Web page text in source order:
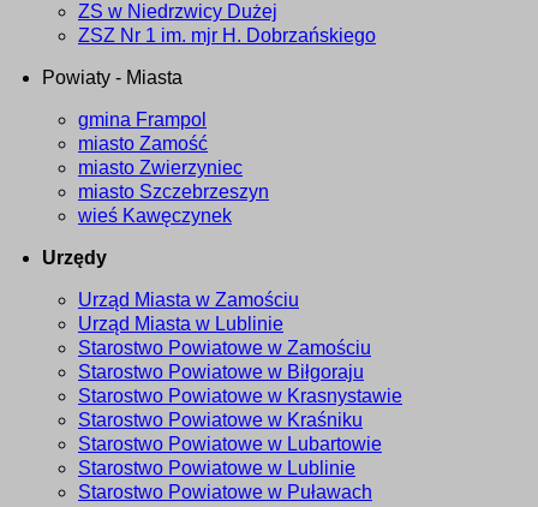
ZS w Niedrzwicy Dużej
ZSZ Nr 1 im. mjr H. Dobrzańskiego
Powiaty - Miasta
gmina Frampol
miasto Zamość
miasto Zwierzyniec
miasto Szczebrzeszyn
wieś Kawęczynek
Urzędy
Urząd Miasta w Zamościu
Urząd Miasta w Lublinie
Starostwo Powiatowe w Zamościu
Starostwo Powiatowe w Biłgoraju
Starostwo Powiatowe w Krasnystawie
Starostwo Powiatowe w Kraśniku
Starostwo Powiatowe w Lubartowie
Starostwo Powiatowe w Lublinie
Starostwo Powiatowe w Puławach